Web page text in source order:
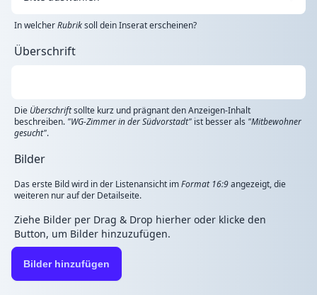
In welcherRubriksoll dein Inserat erscheinen?
Überschrift
Die Überschriftsollte kurz und prägnant den Anzeigen-Inhalt
beschreiben. "WG-Zimmer in der Südvorstadt" ist besser als "Mitbewohner
gesucht".
Bilder
Das erste Bild wird in der Listenansicht imFormat 16:9angezeigt, die
weiteren nur auf der Detailseite.
Ziehe Bilder per Drag & Drop hierher oder klicke den
Button, um Bilder hinzuzufügen.
Bilder hinzufügen